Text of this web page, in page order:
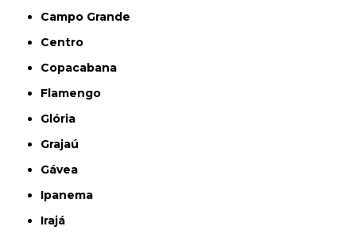
Campo Grande
Centro
Copacabana
Flamengo
Glória
Grajaú
Gávea
Ipanema
Irajá